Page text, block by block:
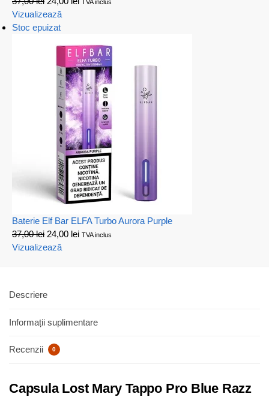
TVA inclus
Vizualizează
Stoc epuizat
Baterie Elf Bar ELFA Turbo Aurora Purple
37,00lei 24,00 lei TVA inclus
Vizualizează
Descriere
Informații suplimentare
Recenzii 0
Capsula Lost Mary Tappo Pro Blue Razz